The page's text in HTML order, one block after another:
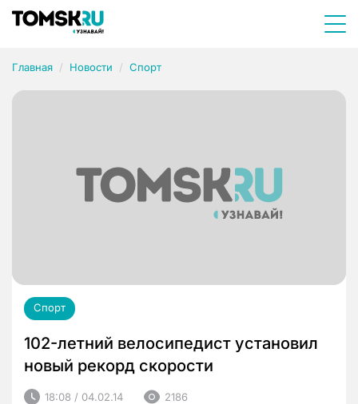
Главная Новости Спорт
Спорт
102-летний велосипедист установил
новый рекорд скорости
18:08 / 04.02.14 2186